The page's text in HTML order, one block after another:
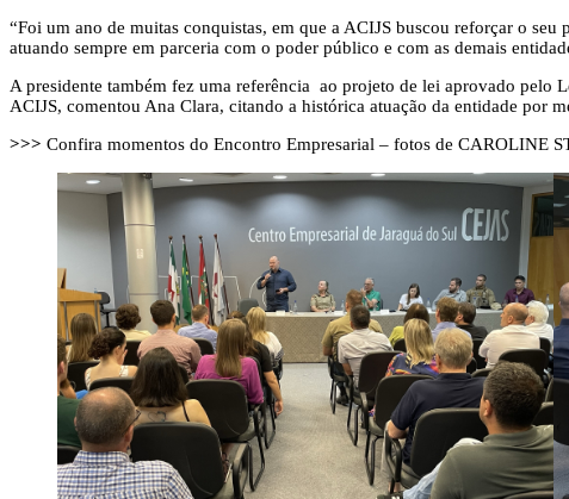
“Foi um ano de muitas conquistas, em que a ACIJS buscou reforçar o
atuando sempre em parceria com o poder público e com as demais
A presidente também fez uma referência ao projeto de lei aprovado pelo
ACIJS, comentou Ana Clara, citando a histórica atuação da entidade por
>>> Confira momentos do Encontro Empresarial – fotos de CAROLINE